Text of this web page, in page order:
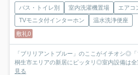
バス・トイレ別 室内洗濯機置場 エアコ
TVモニタ付インターホン
温水洗浄便座
敷礼0
「ブリリアントブルー」のここがイチオシ◎
桐生市エリアの新居にピッタリ◎室内設備は全
見る